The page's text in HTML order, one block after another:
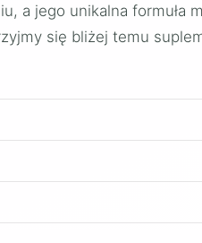
a jego unikalna formuła
się bliżej temu